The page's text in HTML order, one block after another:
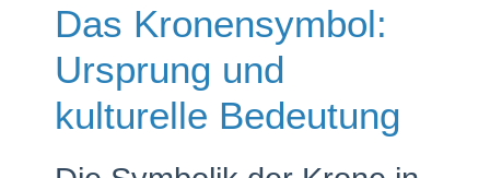
Das Kronensymbol:
Ursprung und
kulturelle Bedeutung